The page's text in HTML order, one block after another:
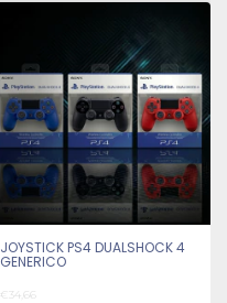
JOYSTICK PS4 DUALSHOCK 4
GENERICO
€34,66